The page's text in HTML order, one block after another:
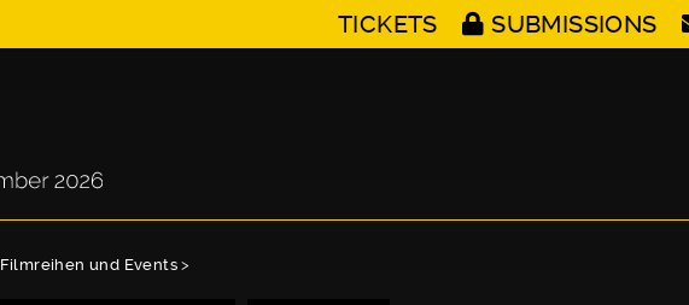
TICKETS SUBMISSIONS
Filmreihen und Events >